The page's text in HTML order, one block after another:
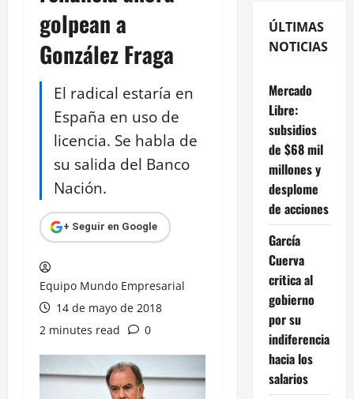
golpean a
González Fraga
El radical estaría en
España en uso de
licencia. Se habla de
su salida del Banco
Nación.
+ Seguir en Google
Equipo Mundo Empresarial
14 de mayo de 2018
2 minutes read
0
ÚLTIMAS
NOTICIAS
Mercado
Libre:
subsidios
de $68 mil
millones y
desplome
de acciones
García
Cuerva
critica al
gobierno
por su
indiferencia
hacia los
salarios